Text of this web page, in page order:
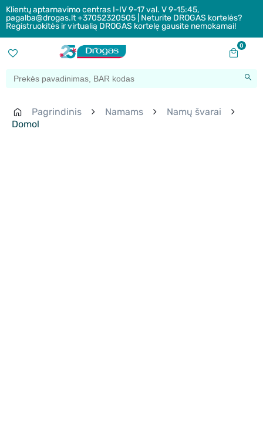
Klientų aptarnavimo centras I-IV 9-17 val. V 9-15:45,
pagalba@drogas.lt +37052320505 | Neturite DROGAS kortelės?
Registruokitės ir virtualią DROGAS kortelę gausite nemokamai!
0
Pagrindinis Namams
Namų švarai
Domol